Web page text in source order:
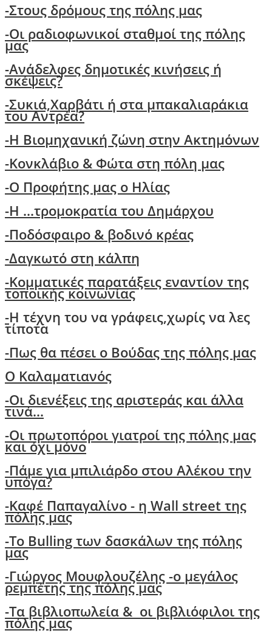
-Στους δρόμους της πόλης μας
-Oι ραδιοφωνικοί σταθμοί της πόλης
μας
-Ανάδελφες δημοτικές κινήσεις ή
σκέψεις?
-Συκιά,Χαρβάτι ή στα μπακαλιαράκια
του Αντρέα?
-Η Βιομηχανική ζώνη στην Ακτημόνων
-Κονκλάβιο & Φώτα στη πόλη μας
-Ο Προφήτης μας ο Ηλίας
-Η ...τρομοκρατία του Δημάρχου
-Ποδόσφαιρο & βοδινό κρέας
-Δαγκωτό στη κάλπη
-Kομματικές παρατάξεις εναντίον της
τοποικής κοινωνίας
-Η τέχνη του να γράφεις,χωρίς να λες
τίποτα
-Πως θα πέσει ο Βούδας της πόλης μας
O Kαλαματιανός
-Oι διενέξεις της αριστεράς και άλλα
τινά...
-Οι πρωτοπόροι γιατροί της πόλης μας
και όχι μόνο
-Πάμε για μπιλιάρδο στου Αλέκου την
υπόγα?
-Καφέ Παπαγαλίνο - η Wall street της
πόλης μας
-Το Bulling των δασκάλων της πόλης
μας
-Γιώργος Μουφλουζέλης -ο μεγάλος
ρεμπέτης της πόλης μας
-Τα βιβλιοπωλεία & οι βιβλιόφιλοι της
πόλης μας